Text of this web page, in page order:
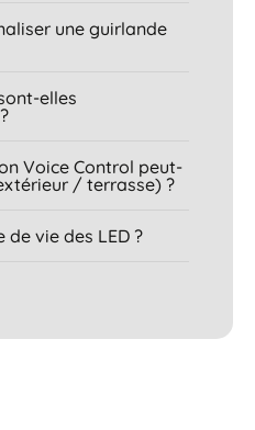
une guirlande
elles
Voice Control peut-
/ terrasse) ?
de vie des LED ?